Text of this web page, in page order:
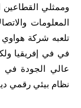
وممثلي القطاعين
المعلومات
تلعبه شركة هواوي
في في إفريقيا
عالي الجودة في
نظام بيئي رقمي